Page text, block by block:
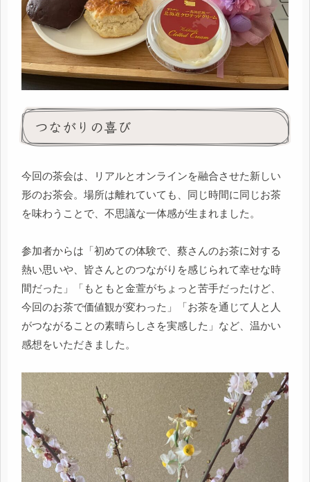
つながりの喜び
今回の茶会は、リアルとオンラインを融合させた新しい
形のお茶会。場所は離れていても、同じ時間に同じお茶
を味わうことで、不思議な一体感が生まれました。
参加者からは「初めての体験で、蔡さんのお茶に対する
熱い思いや、皆さんとのつながりを感じられて幸せな時
間だった」「もともと金萱がちょっと苦手だったけど、
今回のお茶で価値観が変わった」「お茶を通じて人と人
がつながることの素晴らしさを実感した」など、温かい
感想をいただきました。